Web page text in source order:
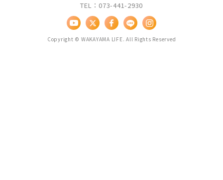
TEL：073-441-2930
Copyright © WAKAYAMA LIFE. All Rights Reserved